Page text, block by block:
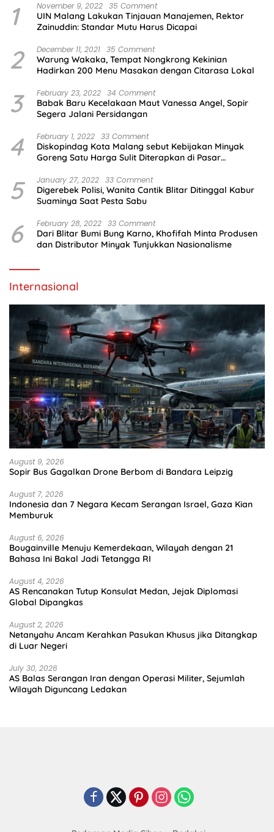
1 November 9, 2022 35 Comment
UIN Malang Lakukan Tinjauan Manajemen, Rektor
Zainuddin: Standar Mutu Harus Dicapai
2 December 11, 2021 35 Comment
Warung Wakaka, Tempat Nongkrong Kekinian
Hadirkan 200 Menu Masakan dengan Citarasa Lokal
3 February 23, 2022 34 Comment
Babak Baru Kecelakaan Maut Vanessa Angel, Sopir
Segera Jalani Persidangan
4 February 1, 2022 33 Comment
Diskopindag Kota Malang sebut Kebijakan Minyak
Goreng Satu Harga Sulit Diterapkan di Pasar
5 January 27, 2022 33 Comment
Digerebek Polisi, Wanita Cantik Blitar Ditinggal Kabur
Suaminya Saat Pesta Sabu
6 February 28, 2022 33 Comment
Dari Blitar Bumi Bung Karno, Khofifah Minta Produsen
dan Distributor Minyak Tunjukkan Nasionalisme
Internasional
August 9, 2026
Sopir Bus Gagalkan Drone Berbom di Bandara Leipzig
August 7, 2026
Indonesia dan 7 Negara Kecam Serangan Israel, Gaza Kian
Memburuk
August 6, 2026
Bougainville Menuju Kemerdekaan, Wilayah dengan 21
Bahasa Ini Bakal Jadi Tetangga RI
August 4, 2026
AS Rencanakan Tutup Konsulat Medan, Jejak Diplomasi
Global Dipangkas
August 2, 2026
Netanyahu Ancam Kerahkan Pasukan Khusus jika Ditangkap
di Luar Negeri
July 30, 2026
AS Balas Serangan Iran dengan Operasi Militer, Sejumlah
Wilayah Diguncang Ledakan